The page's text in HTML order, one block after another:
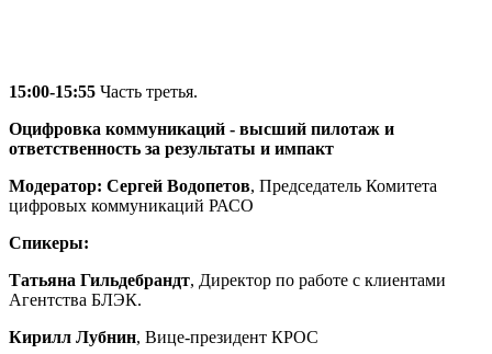
15:00-15:55 Часть третья.
Оцифровка коммуникаций - высший пилотаж и
ответственность за результаты и импакт
Модератор: Сергей Водопетов, Председатель Комитета
цифровых коммуникаций РАСО
Спикеры:
Татьяна Гильдебрандт, Директор по работе с клиентами
Агентства БЛЭК.
Кирилл Лубнин, Вице-президент КРОС